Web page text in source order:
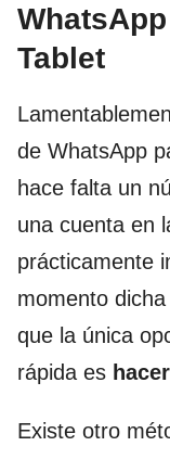
Tablet
de WhatsApp
hace falta un
una cuenta en
prácticamente
momento
que la única
rápida es
Existe otro